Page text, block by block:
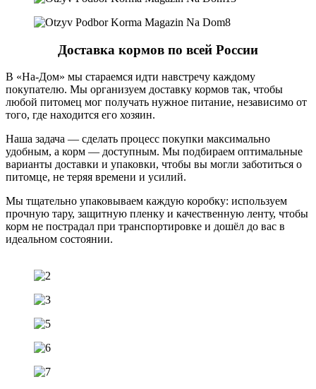
Доставка кормов по всей России
В «На-Дом» мы стараемся идти навстречу каждому
покупателю. Мы организуем доставку кормов так, чтобы
любой питомец мог получать нужное питание, независимо от
того, где находится его хозяин.
Наша задача — сделать процесс покупки максимально
удобным, а корм — доступным. Мы подбираем оптимальные
варианты доставки и упаковки, чтобы вы могли заботиться о
питомце, не теряя времени и усилий.
Мы тщательно упаковываем каждую коробку: используем
прочную тару, защитную пленку и качественную ленту, чтобы
корм не пострадал при транспортировке и дошёл до вас в
идеальном состоянии.